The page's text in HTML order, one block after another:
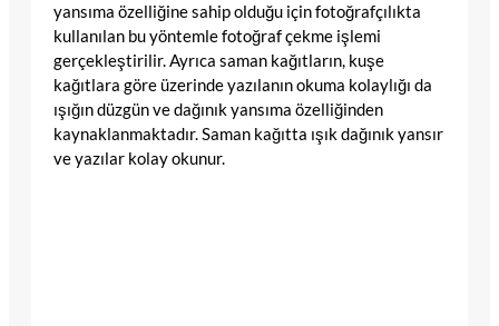
yansıma özelliğine sahip olduğu için fotoğrafçılıkta
kullanılan bu yöntemle fotoğraf çekme işlemi
gerçekleştirilir. Ayrıca saman kağıtların, kuşe
kağıtlara göre üzerinde yazılanın okuma kolaylığı da
ışığın düzgün ve dağınık yansıma özelliğinden
kaynaklanmaktadır. Saman kağıtta ışık dağınık yansır
ve yazılar kolay okunur.